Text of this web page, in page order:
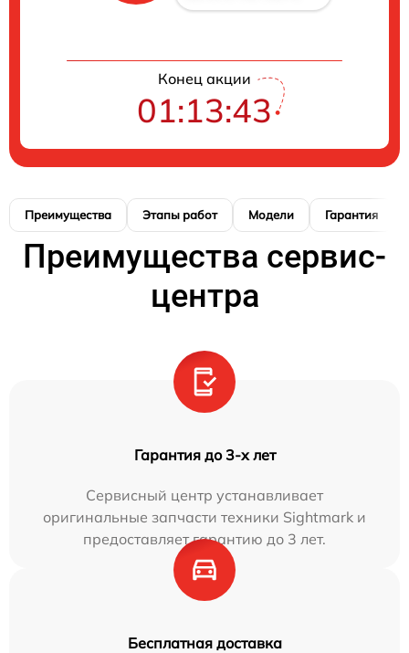
Конец акции
01:13:42
Преимущества Этапы работ Модели Гарантия
Преимущества сервис-
центра
Гарантия до 3-х лет
Сервисный центр устанавливает
оригинальные запчасти техники Sightmark и
предоставляет гарантию до 3 лет.
Бесплатная доставка